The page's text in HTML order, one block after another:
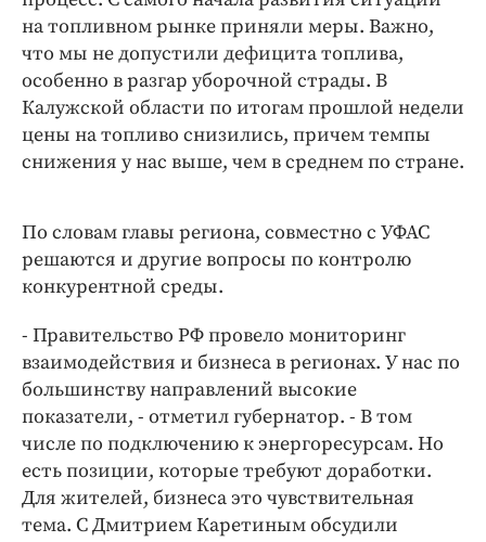
на топливном рынке приняли меры. Важно,
что мы не допустили дефицита топлива,
особенно в разгар уборочной страды. В
Калужской области по итогам прошлой недели
цены на топливо снизились, причем темпы
снижения у нас выше, чем в среднем по стране.
По словам главы региона, совместно с УФАС
решаются и другие вопросы по контролю
конкурентной среды.
- Правительство РФ провело мониторинг
взаимодействия и бизнеса в регионах. У нас по
большинству направлений высокие
показатели, - отметил губернатор. - В том
числе по подключению к энергоресурсам. Но
есть позиции, которые требуют доработки.
Для жителей, бизнеса это чувствительная
тема. С Дмитрием Каретиным обсудили